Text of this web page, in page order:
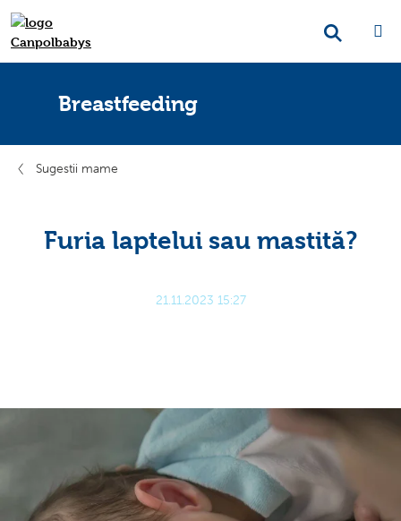
Breastfeeding
Sugestii mame
Furia laptelui sau mastită?
21.11.2023 15:27